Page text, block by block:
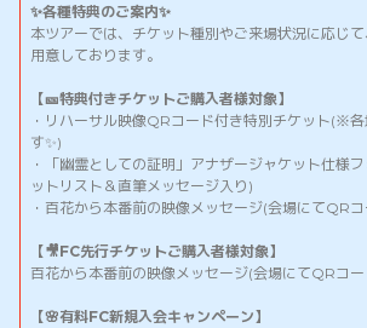
✨各種特典のご案内✨
本ツアーでは、チケット種別やご来場状況に応じ
用意しております。
【🎫特典付きチケットご購入者様対象】
・リハーサル映像QRコード付き特別チケット(※
す✨)
・
「幽霊としての証明」アナザージャケット仕様
ットリスト＆直筆メッセージ入り)
・ 百花から本番前の映像メッセージ(会場にてQR
【🎥FC先行チケットご購入者様対象】
百花から本番前の映像メッセージ(会場にてQRコ
【🌸有料FC新規入会キャンペーン】